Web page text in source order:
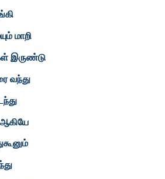
மாறி
இருண்டு
வந்து